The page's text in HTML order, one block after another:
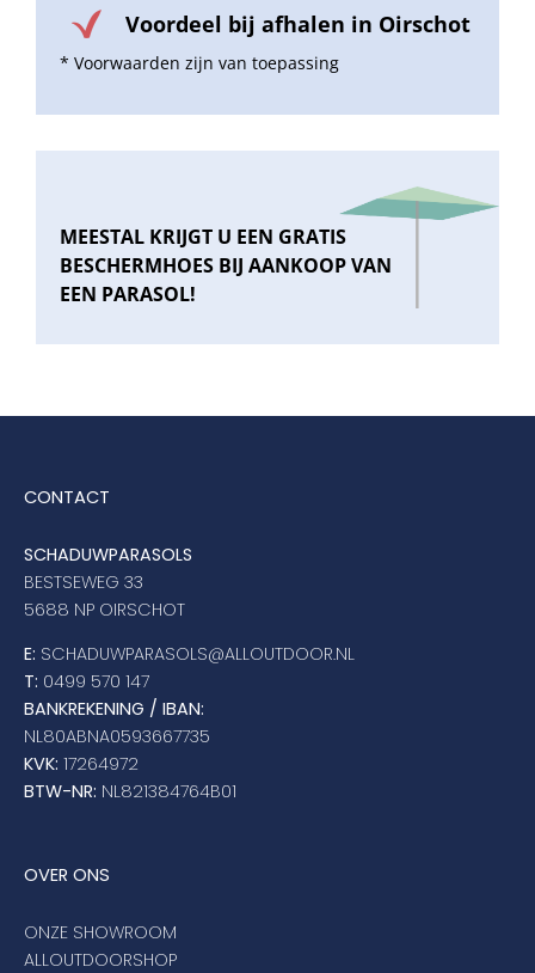
Voordeel bij afhalen in Oirschot
* Voorwaarden zijn van toepassing
MEESTAL KRIJGT U EEN GRATIS
BESCHERMHOES BIJ AANKOOP VAN
EEN PARASOL!
CONTACT
SCHADUWPARASOLS
BESTSEWEG 33
5688 NP OIRSCHOT
E: SCHADUWPARASOLS@ALLOUTDOOR.NL
T: 0499 570 147
BANKREKENING / IBAN:
NL80ABNA0593667735
KVK: 17264972
BTW-NR: NL821384764B01
OVER ONS
ONZE SHOWROOM
ALLOUTDOORSHOP